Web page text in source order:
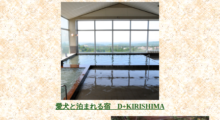
愛犬と泊まれる宿 D+KIRISHIMA